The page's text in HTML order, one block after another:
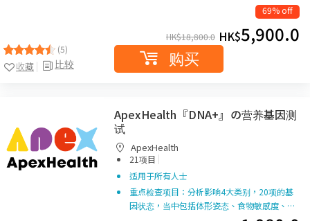
(5)
比较
收藏
69% off
HK$18,800.0 HK$5,900.0
购买
ApexHealth『DNA+』の营养基因测
试
ApexHealth
21项目 |
适用于所有人士
重点检查项目：分析影响4大类别，20项的基
因状态，当中包括体形姿态、食物敏感度、…